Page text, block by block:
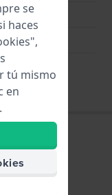
de resorte
se
haces
tú mismo
en